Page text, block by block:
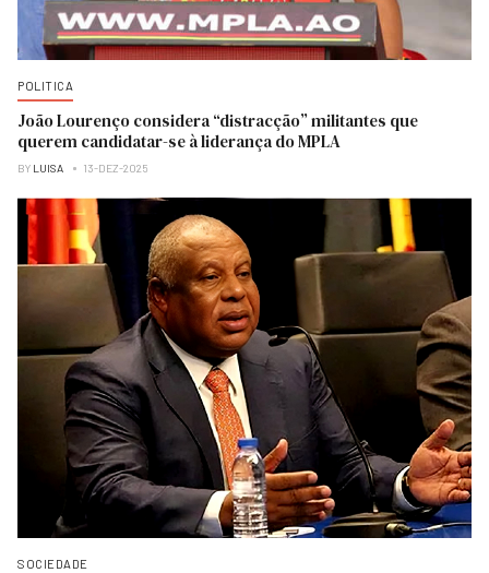
POLITICA
João Lourenço considera “distracção” militantes que
querem candidatar-se à liderança do MPLA
BY LUISA 13-DEZ-2025
SOCIEDADE